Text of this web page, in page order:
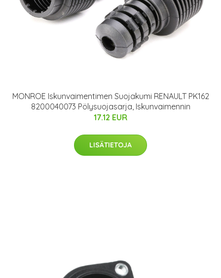
MONROE Iskunvaimentimen Suojakumi RENAULT PK162
8200040073 Pölysuojasarja, Iskunvaimennin
17.12 EUR
LISÄTIETOJA